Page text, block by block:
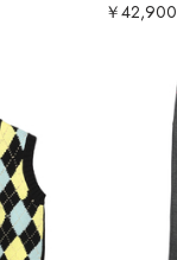
￥42,900